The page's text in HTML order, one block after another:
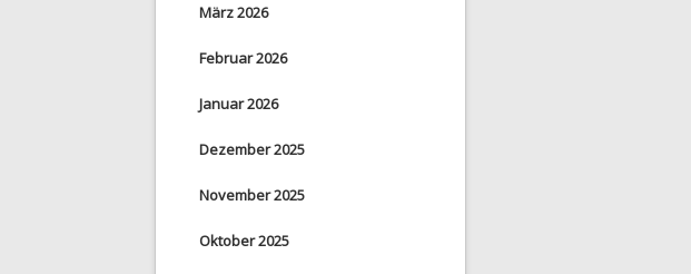
März 2026
Februar 2026
Januar 2026
Dezember 2025
November 2025
Oktober 2025